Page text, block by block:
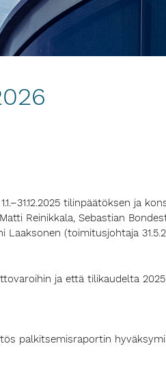
tilinpäätöksen ja
Reinikkala, Sebastian
Laaksonen (toimitusjohtaja
ja että tilikaudelta
palkitsemisraportin